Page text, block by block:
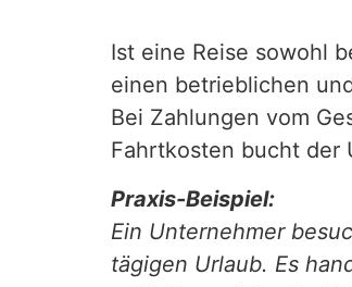
Ist eine Reise sowohl
einen betrieblichen
Bei Zahlungen vom
Fahrtkosten bucht der
Praxis-Beispiel:
Ein Unternehmer
tägigen Urlaub. Es